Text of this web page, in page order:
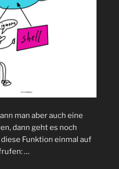
man aber auch eine
dann geht es noch
Funktion einmal auf
…